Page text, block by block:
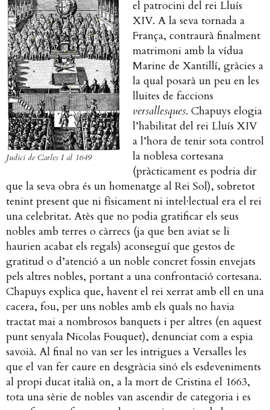
Judici de Carles I al 1649
el patrocini del rei Lluís
XIV. A la seva tornada a
França, contraurà finalment
matrimoni amb la vídua
Marine de Xantillí, gràcies a
la qual posarà un peu en les
lluites de faccions
versallesques. Chapuys elogia
l’habilitat del rei Lluís XIV
a l’hora de tenir sota control
la noblesa cortesana
(pràcticament es podria dir
que la seva obra és un homenatge al Rei Sol), sobretot
tenint present que ni físicament ni intel·lectual era el rei
una celebritat. Atès que no podia gratificar els seus
nobles amb terres o càrrecs (ja que ben aviat se li
haurien acabat els regals) aconseguí que gestos de
gratitud o d’atenció a un noble concret fossin envejats
pels altres nobles, portant a una confrontació cortesana.
Chapuys explica que, havent el rei xerrat amb ell en una
cacera, fou, per uns nobles amb els quals no havia
tractat mai a nombrosos banquets i per altres (en aquest
punt senyala Nicolas Fouquet), denunciat com a espia
savoià. Al final no van ser les intrigues a Versalles les
que el van fer caure en desgràcia sinó els esdeveniments
al propi ducat italià on, a la mort de Cristina el 1663,
tota una sèrie de nobles van ascendir de categoria i es